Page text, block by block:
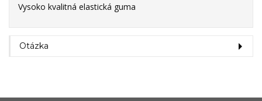
Vysoko kvalitná elastická guma
Otázka